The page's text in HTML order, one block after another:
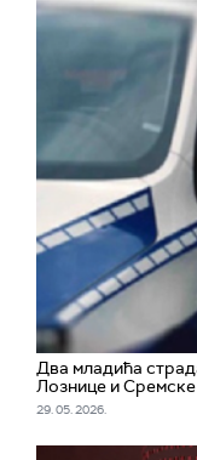
Два младића
Лознице и
29. 05. 2026.